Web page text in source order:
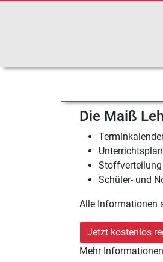
Die Maiß
Stoffverteilung
Schüler- und
Alle Informationen
Jetzt kostenlos
Mehr